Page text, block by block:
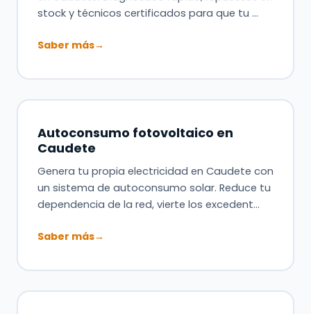
stock y técnicos certificados para que tu …
Saber más→
Autoconsumo fotovoltaico en
Caudete
Genera tu propia electricidad en Caudete con
un sistema de autoconsumo solar. Reduce tu
dependencia de la red, vierte los excedent…
Saber más→